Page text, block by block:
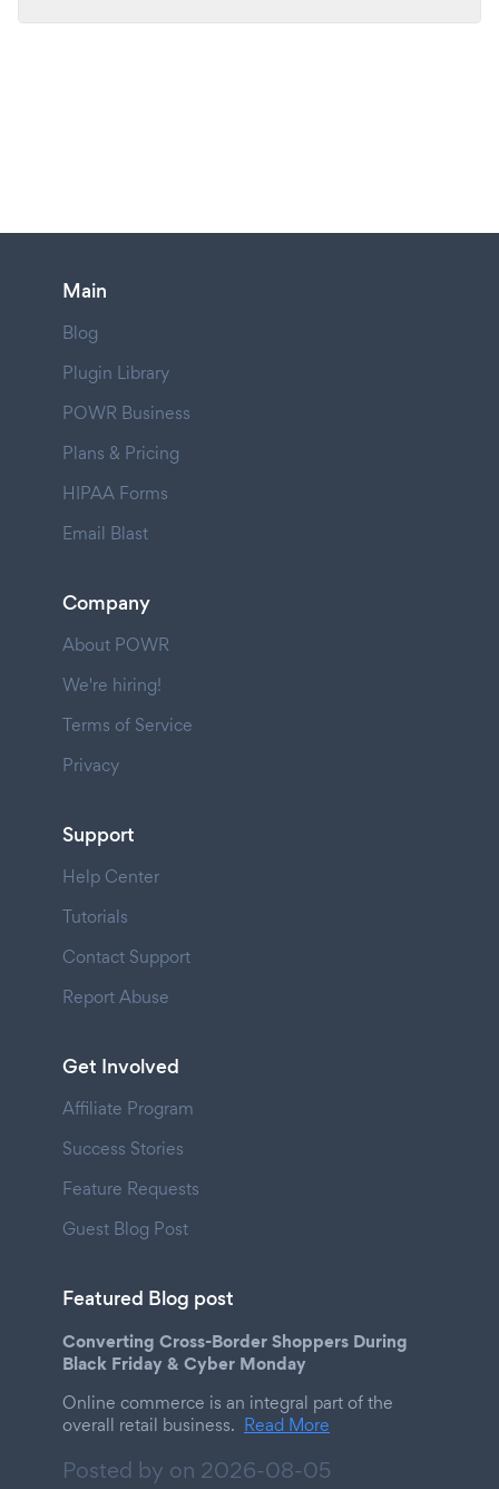
Main
Blog
Plugin Library
POWR Business
Plans & Pricing
HIPAA Forms
Email Blast
Company
About POWR
We're hiring!
Terms of Service
Privacy
Support
Help Center
Tutorials
Contact Support
Report Abuse
Get Involved
Affiliate Program
Success Stories
Feature Requests
Guest Blog Post
Featured Blog post
Converting Cross-Border Shoppers During
Black Friday & Cyber Monday
Online commerce is an integral part of the
overall retail business. Read More
Posted by on 2026-08-05